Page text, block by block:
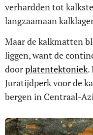
verhardden tot
langzaamaan
Maar de kalkmatten
liggen, want de
doorplatentektoniek.
Juratijdperk voor de
bergen in Centraal-